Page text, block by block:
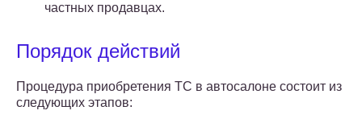
частных продавцах.
Порядок действий
Процедура приобретения ТС в автосалоне состоит из
следующих этапов: